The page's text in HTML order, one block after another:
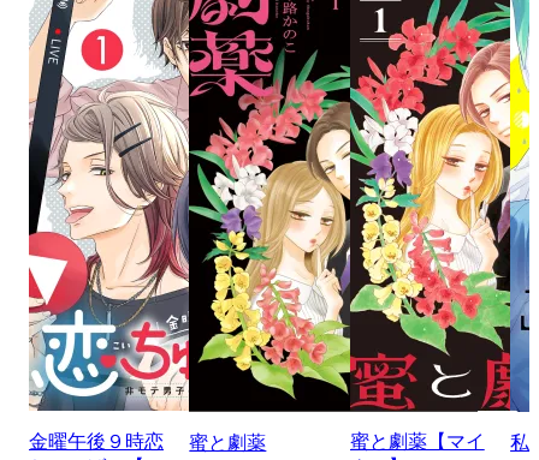
金曜午後９時恋
蜜と劇薬
蜜と劇薬【マイ
私